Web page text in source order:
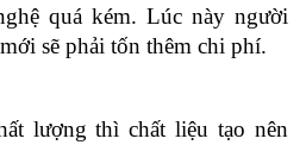
quá kém. Lúc này người
sẽ phải tốn thêm chi phí.
lượng thì chất liệu tạo nên